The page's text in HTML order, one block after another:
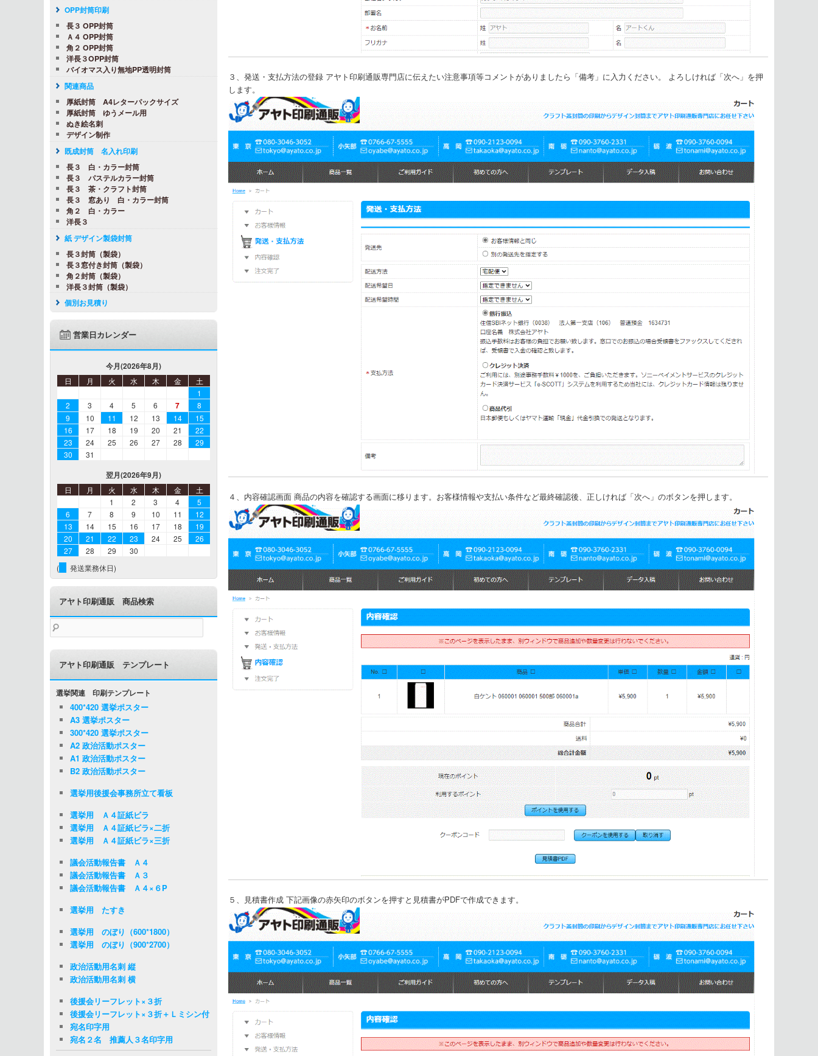
３、発送・支払方法の登録 アヤト印刷通販専門店に伝えたい注意事項等コメントがありましたら「備考」に入力ください。 よろしければ「次へ」を押
します。
４、内容確認画面 商品の内容を確認する画面に移ります。お客様情報や支払い条件など最終確認後、正しければ「次へ」のボタンを押します。
５、見積書作成 下記画像の赤矢印のボタンを押すと見積書がPDFで作成できます。
OPP封筒印刷
長３ OPP封筒
Ａ４ OPP封筒
角２ OPP封筒
洋長３OPP封筒
バイオマス入り無地PP透明封筒
関連商品
厚紙封筒 A4レターパックサイズ
厚紙封筒 ゆうメール用
ぬき絵名刺
デザイン制作
既成封筒 名入れ印刷
長３ 白・カラー封筒
長３ パステルカラー封筒
長３ 茶・クラフト封筒
長３ 窓あり 白・カラー封筒
角２ 白・カラー
洋長３
紙 デザイン製袋封筒
長３封筒（製袋）
長３窓付き封筒（製袋）
角２封筒（製袋）
洋長３封筒（製袋）
個別お見積り
営業日カレンダー
今月(2026年8月)
日 月 火 水 木 金
土
1
2
3 4 5 6 7
8
9
10 11 12 13 14
15
16
17 18 19 20 21
22
23
24 25 26 27 28
29
30
31
翌月(2026年9月)
日 月 火 水 木 金
土
1
2 3 4
5
6
7 8 9 10 11
12
13
14 15 16 17 18
19
20
21 22 23 24 25
26
27
28 29
30
(
発送業務休日)
アヤト印刷通販 商品検索
検
索:
アヤト印刷通販 テンプレート
選挙関連 印刷テンプレート
400*420 選挙ポスター
A3 選挙ポスター
300*420 選挙ポスター
A2 政治活動ポスター
A1 政治活動ポスター
B2 政治活動ポスター
選挙用後援会事務所立て看板
選挙用 Ａ４証紙ビラ
選挙用 Ａ４証紙ビラ×二折
選挙用 Ａ４証紙ビラ×三折
議会活動報告書 Ａ４
議会活動報告書 Ａ３
議会活動報告書 Ａ４×６P
選挙用 たすき
選挙用 のぼり（600*1800）
選挙用 のぼり（900*2700）
政治活動用名刺 縦
政治活動用名刺 横
後援会リーフレット×３折
後援会リーフレット×３折＋Ｌミシン付
宛名印字用
宛名２名 推薦人３名印字用